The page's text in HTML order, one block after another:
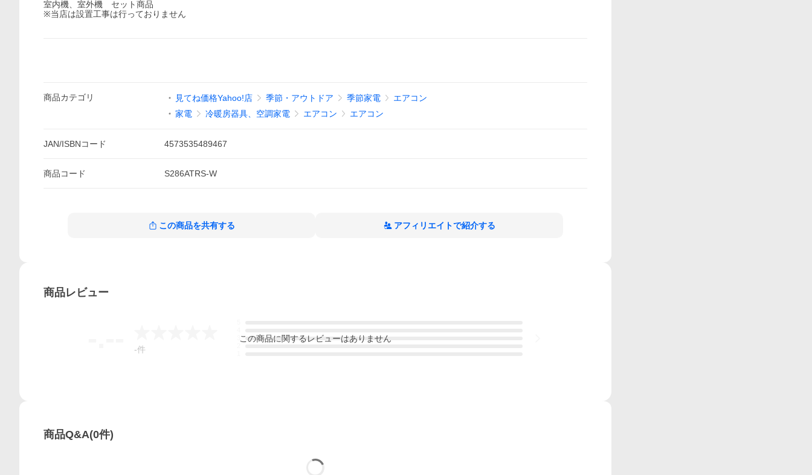
室内機、室外機 セット商品
※当店は設置工事は行っておりません
商品カテゴリ 見てね価格Yahoo!店 季節・アウトドア 季節家電
エアコン
家電
冷暖房器具、空調家電 エアコン エアコン
JAN/ISBNコード 4573535489467
商品コード S286ATRS-W
この商品を共有する アフィリエイトで紹介する
商品レビュー
-件
この商品に関するレビューはありません
商品Q&A(0件)